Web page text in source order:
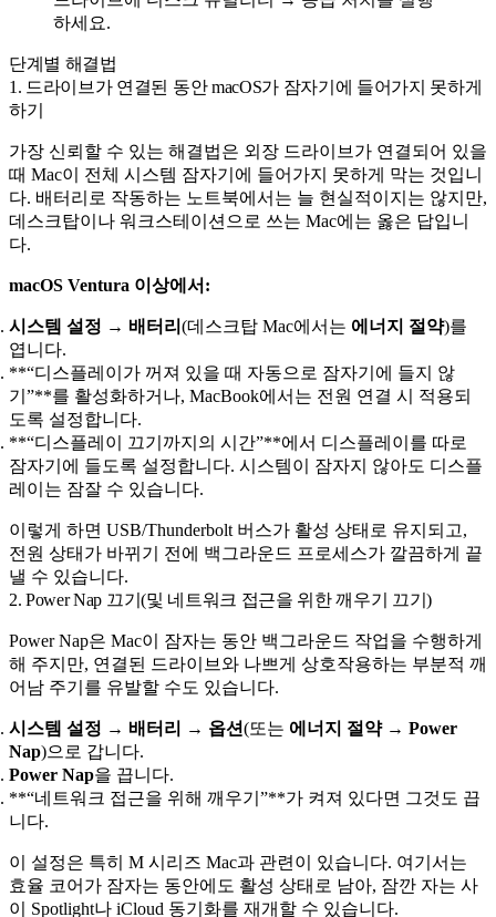
하세요.
단계별 해결법
1. 드라이브가 연결된 동안 macOS가 잠자기에 들어가지 못하게
하기
가장 신뢰할 수 있는 해결법은 외장 드라이브가 연결되어 있을
때 Mac이 전체 시스템 잠자기에 들어가지 못하게 막는 것입니
다. 배터리로 작동하는 노트북에서는 늘 현실적이지는 않지만,
데스크탑이나 워크스테이션으로 쓰는 Mac에는 옳은 답입니
다.
macOS Ventura 이상에서:
시스템 설정 → 배터리 (데스크탑 Mac에서는 에너지 절약)를
엽니다.
**“디스플레이가 꺼져 있을 때 자동으로 잠자기에 들지 않
기”**를 활성화하거나, MacBook에서는 전원 연결 시 적용되
도록 설정합니다.
**“디스플레이 끄기까지의 시간”**에서 디스플레이를 따로
잠자기에 들도록 설정합니다. 시스템이 잠자지 않아도 디스플
레이는 잠잘 수 있습니다.
이렇게 하면 USB/Thunderbolt 버스가 활성 상태로 유지되고,
전원 상태가 바뀌기 전에 백그라운드 프로세스가 깔끔하게 끝
낼 수 있습니다.
2. Power Nap 끄기(및 네트워크 접근을 위한 깨우기 끄기)
Power Nap은 Mac이 잠자는 동안 백그라운드 작업을 수행하게
해 주지만, 연결된 드라이브와 나쁘게 상호작용하는 부분적 깨
어남 주기를 유발할 수도 있습니다.
시스템 설정 → 배터리 → 옵션(또는 에너지 절약 → Power
Nap)으로 갑니다.
Power Nap을 끕니다.
**“네트워크 접근을 위해 깨우기”**가 켜져 있다면 그것도 끕
니다.
이 설정은 특히 M 시리즈 Mac과 관련이 있습니다. 여기서는
효율 코어가 잠자는 동안에도 활성 상태로 남아, 잠깐 자는 사
이 Spotlight나 iCloud 동기화를 재개할 수 있습니다.